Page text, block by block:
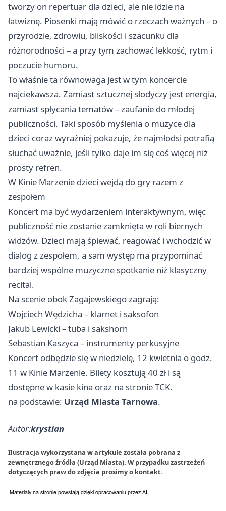
tworzy on repertuar dla dzieci, ale nie idzie na
łatwiznę. Piosenki mają mówić o rzeczach ważnych – o
przyrodzie, zdrowiu, bliskości i szacunku dla
różnorodności – a przy tym zachować lekkość, rytm i
poczucie humoru.
To właśnie ta równowaga jest w tym koncercie
najciekawsza. Zamiast sztucznej słodyczy jest energia,
zamiast spłycania tematów – zaufanie do młodej
publiczności. Taki sposób myślenia o muzyce dla
dzieci coraz wyraźniej pokazuje, że najmłodsi potrafią
słuchać uważnie, jeśli tylko daje im się coś więcej niż
prosty refren.
W Kinie Marzenie dzieci wejdą do gry razem z
zespołem
Koncert ma być wydarzeniem interaktywnym, więc
publiczność nie zostanie zamknięta w roli biernych
widzów. Dzieci mają śpiewać, reagować i wchodzić w
dialog z zespołem, a sam występ ma przypominać
bardziej wspólne muzyczne spotkanie niż klasyczny
recital.
Na scenie obok Zagajewskiego zagrają:
Wojciech Wędzicha – klarnet i saksofon
Jakub Lewicki – tuba i sakshorn
Sebastian Kaszyca – instrumenty perkusyjne
Koncert odbędzie się w niedzielę, 12 kwietnia o godz.
11 w Kinie Marzenie. Bilety kosztują 40 zł i są
dostępne w kasie kina oraz na stronie TCK.
na podstawie: Urząd Miasta Tarnowa.
Autor:krystian
Ilustracja wykorzystana w artykule została pobrana z
zewnętrznego źródła (Urząd Miasta). W przypadku zastrzeżeń
dotyczących praw do zdjęcia prosimy o kontakt.